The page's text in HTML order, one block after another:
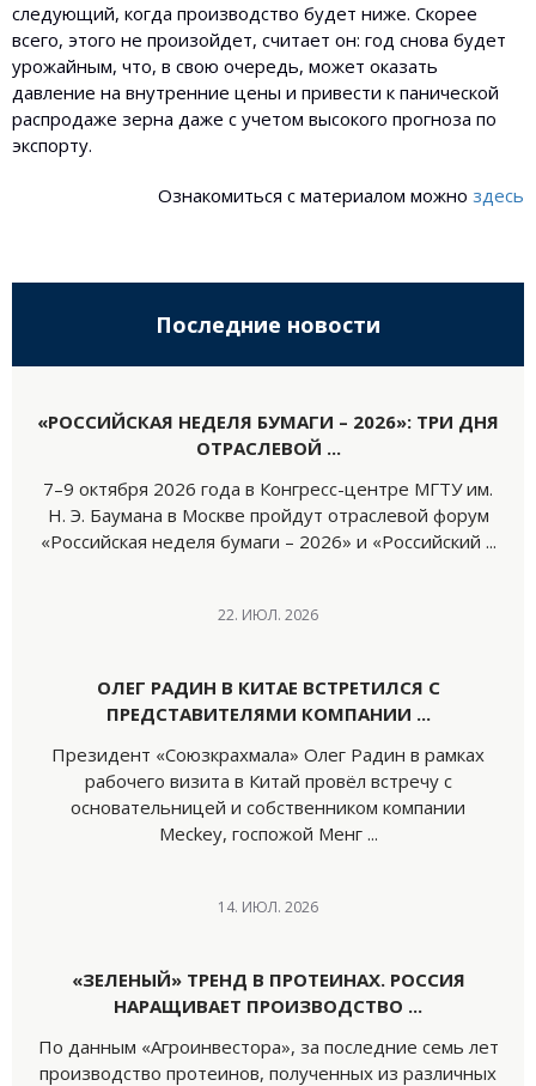
следующий, когда производство будет ниже. Скорее
всего, этого не произойдет, считает он: год снова будет
урожайным, что, в свою очередь, может оказать
давление на внутренние цены и привести к панической
распродаже зерна даже с учетом высокого прогноза по
экспорту.
Ознакомиться с материалом можно здесь
Последние новости
«РОССИЙСКАЯ НЕДЕЛЯ БУМАГИ – 2026»: ТРИ ДНЯ
ОТРАСЛЕВОЙ ...
7–9 октября 2026 года в Конгресс-центре МГТУ им.
Н. Э. Баумана в Москве пройдут отраслевой форум
«Российская неделя бумаги – 2026» и «Российский ...
22. ИЮЛ. 2026
ОЛЕГ РАДИН В КИТАЕ ВСТРЕТИЛСЯ С
ПРЕДСТАВИТЕЛЯМИ КОМПАНИИ ...
Президент «Союзкрахмала» Олег Радин в рамках
рабочего визита в Китай провёл встречу с
основательницей и собственником компании
Meckey, госпожой Менг ...
14. ИЮЛ. 2026
«ЗЕЛЕНЫЙ» ТРЕНД В ПРОТЕИНАХ. РОССИЯ
НАРАЩИВАЕТ ПРОИЗВОДСТВО ...
По данным «Агроинвестора», за последние семь лет
производство протеинов, полученных из различных